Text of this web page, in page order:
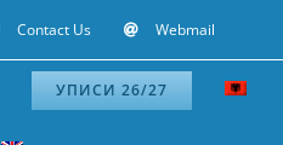
Contact Us Webmail
УПИСИ 26/27